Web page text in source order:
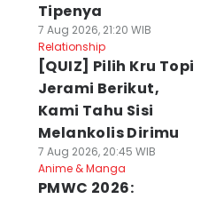
Tipenya
7 Aug 2026, 21:20 WIB
Relationship
[QUIZ] Pilih Kru Topi
Jerami Berikut,
Kami Tahu Sisi
Melankolis Dirimu
7 Aug 2026, 20:45 WIB
Anime & Manga
PMWC 2026: